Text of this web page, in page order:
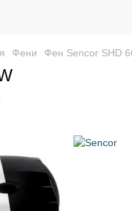
Фени Фен Sencor SHD